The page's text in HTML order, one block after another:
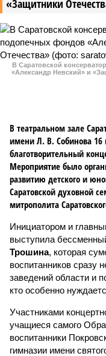
«Защитники
В Саратовской
«Александр Невский» и
В театральном зале
имени Л. В. Собинова 16
благотворительный
Мероприятие было
развитию детского и
Саратовской духовной
митрополита
Инициатором и
выступила
Трошина, которая
воспитанников сразу
заведений области и
кто особенно
Участниками
учащиеся самого
воспитанники
гимназии имени